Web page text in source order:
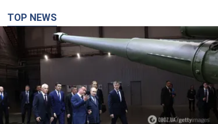
5 годин тому
Украина заключила соглашения о ежемесячной
поставке ракет для системы Patriot из США:
Зеленский раскрыл подробности
Киев также ведет активные переговоры с европейскими
партнерами
3 години тому 2,6 т.